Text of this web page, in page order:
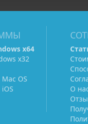
х64
х32
OS
О